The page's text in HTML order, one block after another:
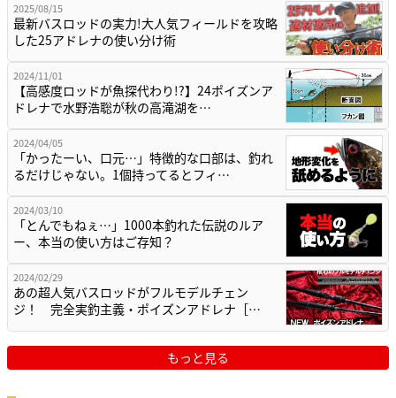
2025/08/15
最新バスロッドの実力!大人気フィールドを攻略
した25アドレナの使い分け術
2024/11/01
【高感度ロッドが魚探代わり!?】24ポイズンア
ドレナで水野浩聡が秋の高滝湖を…
2024/04/05
「かったーい、口元…」特徴的な口部は、釣れ
るだけじゃない。1個持ってるとフィ…
2024/03/10
「とんでもねぇ…」1000本釣れた伝説のルア
ー、本当の使い方はご存知？
2024/02/29
あの超人気バスロッドがフルモデルチェン
ジ！ 完全実釣主義・ポイズンアドレナ［…
もっと見る